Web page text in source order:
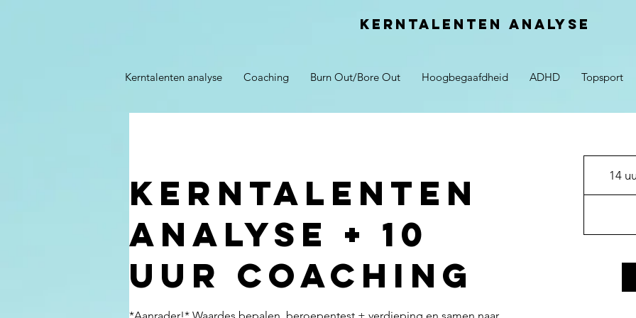
Kerntalenten analyse
Kerntalenten analyse Coaching Burn Out/Bore Out Hoogbegaafdheid ADHD Topsport
Kerntalenten
analyse + 10
uur coaching
14